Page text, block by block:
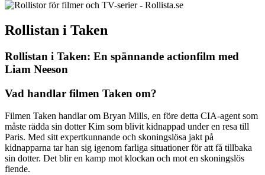
Rollistan i Taken
Rollistan i Taken: En spännande actionfilm med
Liam Neeson
Vad handlar filmen Taken om?
Filmen Taken handlar om Bryan Mills, en före detta CIA-agent som
måste rädda sin dotter Kim som blivit kidnappad under en resa till
Paris. Med sitt expertkunnande och skoningslösa jakt på
kidnapparna tar han sig igenom farliga situationer för att få tillbaka
sin dotter. Det blir en kamp mot klockan och mot en skoningslös
fiende.